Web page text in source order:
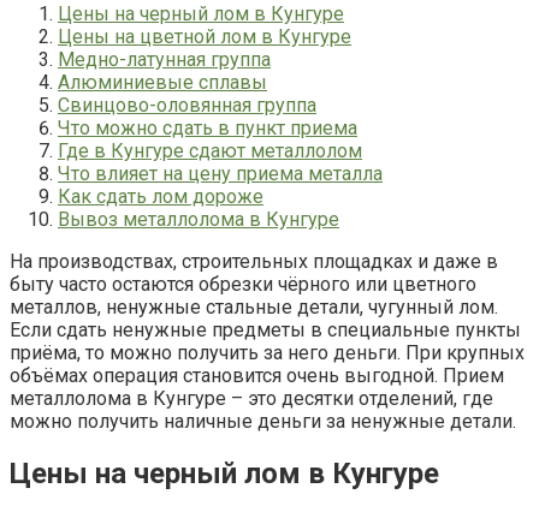
Цены на черный лом в Кунгуре
Цены на цветной лом в Кунгуре
Медно-латунная группа
Алюминиевые сплавы
Свинцово-оловянная группа
Что можно сдать в пункт приема
Где в Кунгуре сдают металлолом
Что влияет на цену приема металла
Как сдать лом дороже
Вывоз металлолома в Кунгуре
На производствах, строительных площадках и даже в
быту часто остаются обрезки чёрного или цветного
металлов, ненужные стальные детали, чугунный лом.
Если сдать ненужные предметы в специальные пункты
приёма, то можно получить за него деньги. При крупных
объёмах операция становится очень выгодной. Прием
металлолома в Кунгуре – это десятки отделений, где
можно получить наличные деньги за ненужные детали.
Цены на черный лом в Кунгуре